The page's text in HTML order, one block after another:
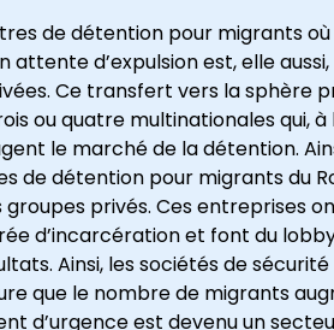
de détention pour migrants
attente d’expulsion est, elle
Ce transfert vers la sphère
ou quatre multinationales qui, à
le marché de la détention.
de détention pour migrants du
groupes privés. Ces entreprises
d’incarcération et font du
Ainsi, les sociétés de
que le nombre de migrants
d’urgence est devenu un